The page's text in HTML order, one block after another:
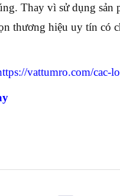
Thay vì sử dụng sản
thương hiệu uy tín có
vattumro.com/cac-